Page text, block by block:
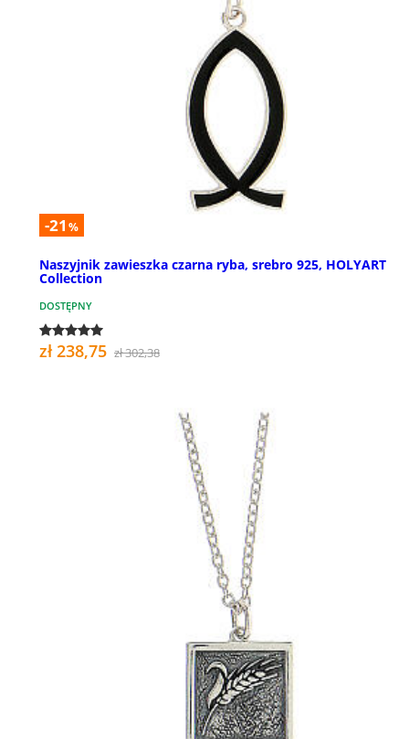
-21 %
Naszyjnik zawieszka czarna ryba, srebro 925, HOLYART
Collection
DOSTĘPNY
zł 238,75 zł 302,38